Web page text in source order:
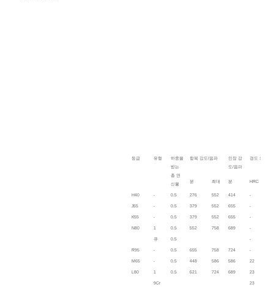
등급 유형 하중을
받는
총 연
신율
항복 강도/음파 인장 강
도/음파
경도 최대
분 최대 분 HRC
H40 - 0.5 276 552 414 -
J55 - 0.5 379 552 655 -
K55 - 0.5 379 552 655 -
N80 1 0.5 552 758 689 -
큐 0.5 -
R95 - 0.5 655 758 724 -
M65 - 0.5 448 586 586 22
L80 1 0.5 621 724 689 23
9Cr 23